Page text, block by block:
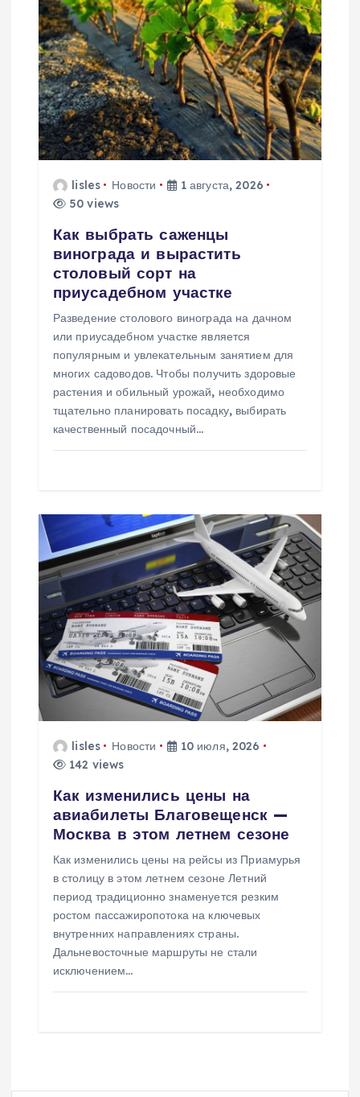
я
п
о
з
lisles Новости
1 августа, 2026
50 views
Как выбрать саженцы
винограда и вырастить
столовый сорт на
приусадебном участке
Разведение столового винограда на дачном
или приусадебном участке является
популярным и увлекательным занятием для
многих садоводов. Чтобы получить здоровые
растения и обильный урожай, необходимо
тщательно планировать посадку, выбирать
качественный посадочный…
lisles Новости
10 июля, 2026
142 views
Как изменились цены на
авиабилеты Благовещенск —
Москва в этом летнем сезоне
Как изменились цены на рейсы из Приамурья
в столицу в этом летнем сезоне Летний
период традиционно знаменуется резким
ростом пассажиропотока на ключевых
внутренних направлениях страны.
Дальневосточные маршруты не стали
исключением…